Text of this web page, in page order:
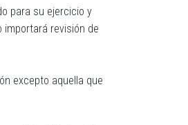
para su ejercicio y
revisión de
excepto aquella que